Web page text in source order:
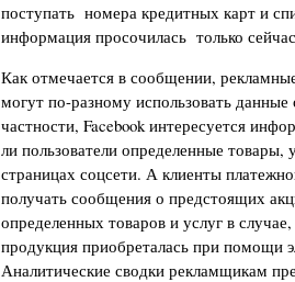
поступать номера кредитных карт и
информация просочилась только
Как отмечается в сообщении,
могут по-разному использовать
частности, Facebook интересуется
ли пользователи определенные товары,
страницах соцсети. А клиенты
получать сообщения о предстоящих
определенных товаров и услуг в
продукция приобреталась при помощи
Аналитические сводки рекламщикам